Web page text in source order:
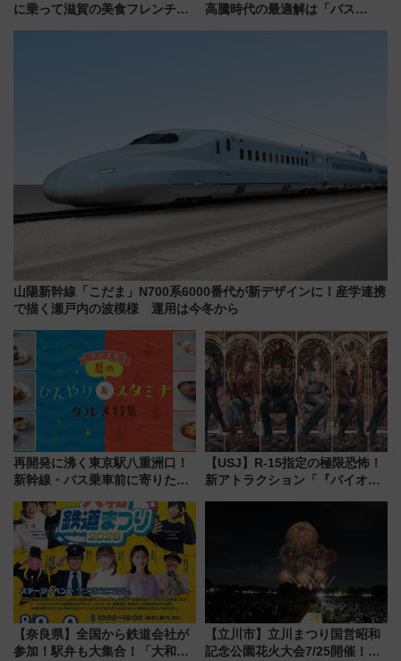
に乗って滋賀の美食フレンチを
高騰時代の最適解は「バス
山陽新幹線「こだま」N700系6000番代が新デザインに！産学連携
で描く瀬戸内の波模様 運用は今冬から
再開発に沸く東京駅八重洲口！
新幹線・バス乗車前に寄りたい
やり＆スタミナグルメ」6選【新
店舗も！】
【USJ】R-15指定の極限恐怖！
新アトラクション「『バイオハ
怖に泣き叫べ―
【奈良県】全国から鉄道会社が
参加！駅弁も大集合！「大和鉄
【立川市】立川まつり国営昭和
記念公園花火大会7/25開催！